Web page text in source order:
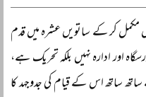
مکمل کر کے ساتویں عشرہ میں قدم
اور ادارہ نہیں بلکہ تحریک ہے،
ساتھ اس کے قیام کی جدوجہد کا